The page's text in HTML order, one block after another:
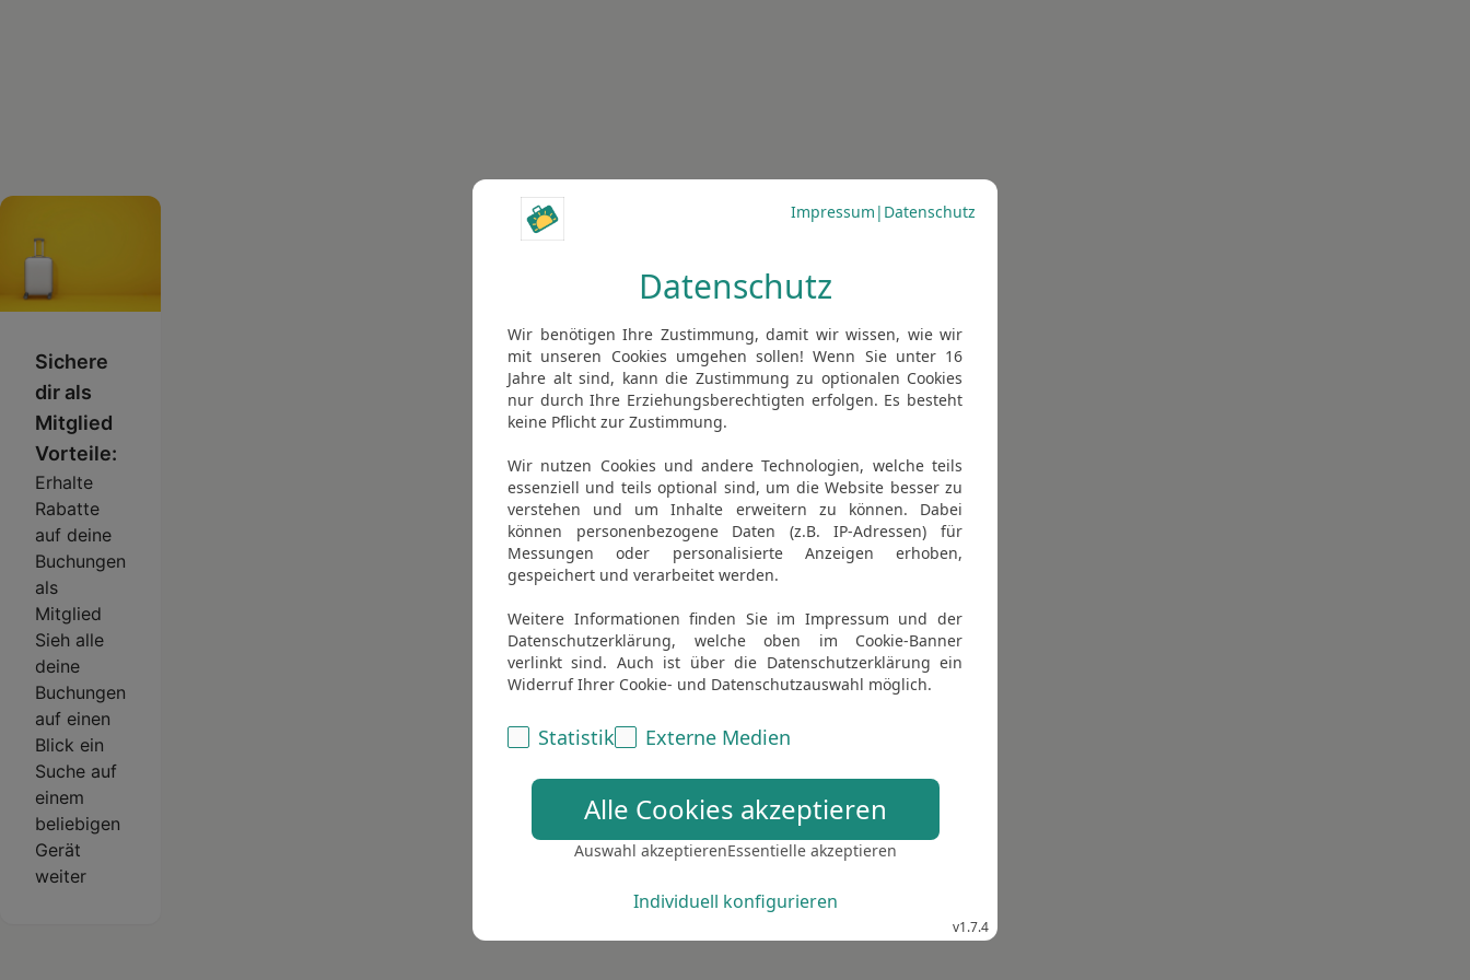
Sichere
dir als
Mitglied
Vorteile:
Erhalte
Rabatte
auf deine
Buchungen
als
Mitglied
Sieh alle
deine
Buchungen
auf einen
Blick ein
Suche auf
einem
beliebigen
Gerät
weiter